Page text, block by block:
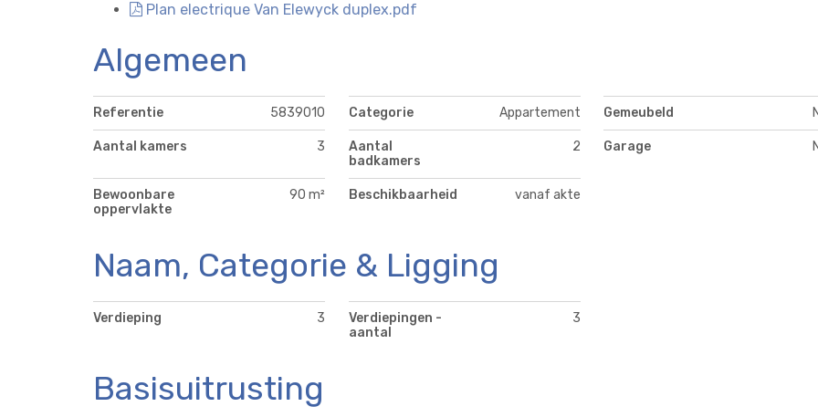
Plan electrique Van Elewyck duplex.pdf
Algemeen
Referentie 5839010 Categorie Appartement Gemeubeld
Aantal kamers 3
Aantal
badkamers
2 Garage
Bewoonbare
oppervlakte
90 m² Beschikbaarheid vanaf akte
Naam, Categorie & Ligging
Verdieping 3
Verdiepingen -
aantal
3
Basisuitrusting